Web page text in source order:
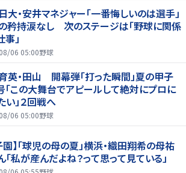
大・安井マネジャー「一番悔しいのは選手」
矜持涙なし 次のステージは「野球に関係
事」
06 05:00野球
英・田山 開幕弾「打った瞬間」夏の甲子
「この大舞台でアピールして絶対にプロに
い」２回戦へ
06 05:00野球
園】「球児の母の夏」横浜・織田翔希の母祐
「私が産んだよね？って思って見ている」